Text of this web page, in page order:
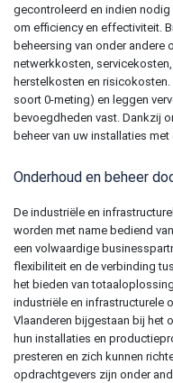
gecontroleerd en indien nodig
om efficiency en effectiviteit.
beheersing van onder
netwerkkosten,
herstelkosten en
soort 0-meting) en leggen
bevoegdheden vast. Dankzij
beheer van uw installaties
Onderhoud en beheer
De industriële en
worden met name bediend
een volwaardige
flexibiliteit en de verbinding
het bieden van
industriële en infrastructurele
Vlaanderen bijgestaan bij het
hun installaties en
presteren en zich kunnen
opdrachtgevers zijn onder